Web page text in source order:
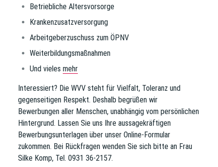
Betriebliche Altersvorsorge
Krankenzusatzversorgung
Arbeitgeberzuschuss zum ÖPNV
Weiterbildungsmaßnahmen
Und vielesmehr
Interessiert? Die WVV steht für Vielfalt, Toleranz und
gegenseitigen Respekt. Deshalb begrüßen wir
Bewerbungen aller Menschen, unabhängig vom persönlichen
Hintergrund. Lassen Sie uns Ihre aussagekräftigen
Bewerbungsunterlagen über unser Online-Formular
zukommen. Bei Rückfragen wenden Sie sich bitte an Frau
Silke Komp, Tel. 0931 36-2157.